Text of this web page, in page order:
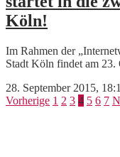
Köln!
Im Rahmen der
Stadt Köln findet am
28. September 2015,
Vorherige 1 2 3 4 5 6 7